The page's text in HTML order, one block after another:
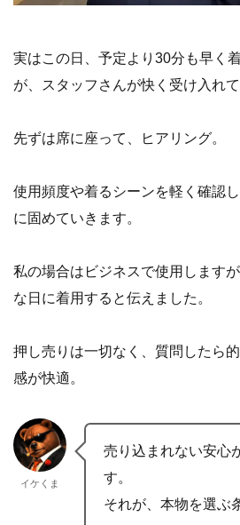
実はこの日、予定より30分も早く
が、スタッフさんが快く受け入れて
先ずは席に座って、ヒアリング。
使用頻度や着るシーンを軽く確認
に固めていきます。
私の場合はビジネスで使用します
な日に着用すると伝えました。
押し売りは一切なく、質問したら
感が快適。
イケくま
売り込まれない安心
す。
それが、本物を選ぶ